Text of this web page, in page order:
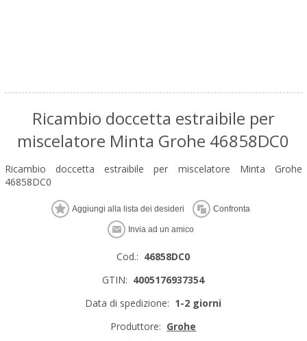
Ricambio doccetta estraibile per
miscelatore Minta Grohe 46858DC0
Ricambio doccetta estraibile per miscelatore Minta Grohe
46858DC0
Cod.: 46858DC0
GTIN: 4005176937354
Data di spedizione: 1-2 giorni
Produttore: Grohe